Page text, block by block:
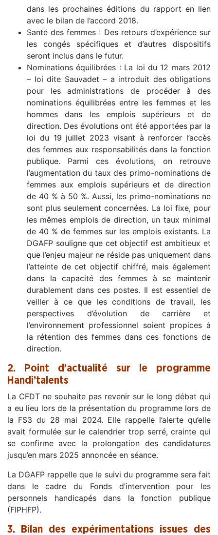
dans les prochaines éditions du rapport en lien
avec le bilan de l’accord 2018.
Santé des femmes : Des retours d’expérience sur
les congés spécifiques et d’autres dispositifs
seront inclus dans le futur.
Nominations équilibrées : La loi du 12 mars 2012
– loi dite Sauvadet – a introduit des obligations
pour les administrations de procéder à des
nominations équilibrées entre les femmes et les
hommes dans les emplois supérieurs et de
direction. Des évolutions ont été apportées par la
loi du 19 juillet 2023 visant à renforcer l’accès
des femmes aux responsabilités dans la fonction
publique. Parmi ces évolutions, on retrouve
l’augmentation du taux des primo-nominations de
femmes aux emplois supérieurs et de direction
de 40 % à 50 %. Aussi, les primo-nominations ne
sont plus seulement concernées. La loi fixe, pour
les mêmes emplois de direction, un taux minimal
de 40 % de femmes sur les emplois existants. La
DGAFP souligne que cet objectif est ambitieux et
que l’enjeu majeur ne réside pas uniquement dans
l’atteinte de cet objectif chiffré, mais également
dans la capacité des femmes à se maintenir
durablement dans ces postes. Il est essentiel de
veiller à ce que les conditions de travail, les
perspectives d’évolution de carrière et
l’environnement professionnel soient propices à
la rétention des femmes dans ces fonctions de
direction.
2. Point d’actualité sur le programme
Handi’talents
La CFDT ne souhaite pas revenir sur le long débat qui
a eu lieu lors de la présentation du programme lors de
la FS3 du 28 mai 2024. Elle rappelle l’alerte qu’elle
avait formulée sur le calendrier trop serré, crainte qui
se confirme avec la prolongation des candidatures
jusqu’en mars 2025 annoncée en séance.
La DGAFP rappelle que le suivi du programme sera fait
dans le cadre du Fonds d’intervention pour les
personnels handicapés dans la fonction publique
(FIPHFP).
3. Bilan des expérimentations issues des